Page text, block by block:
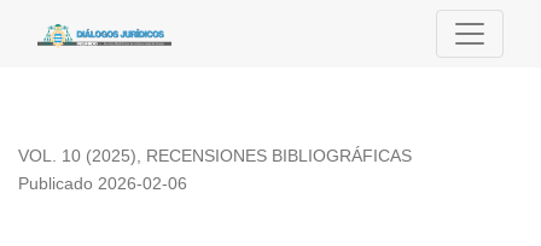
Recensión de la obra Obstáculos de género a la movilidad
VOL. 10 (2025), RECENSIONES BIBLIOGRÁFICAS
Publicado 2026-02-06